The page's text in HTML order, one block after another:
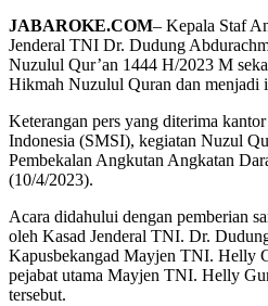
JABAROKE.COM– Kepala Staf
Jenderal TNI Dr. Dudung
Nuzulul Qur’an 1444 H/2023 M
Hikmah Nuzulul Quran dan menjadi
Keterangan pers yang diterima
Indonesia (SMSI), kegiatan Nuzul
Pembekalan Angkutan Angkatan
(10/4/2023).
Acara didahului dengan pemberian
oleh Kasad Jenderal TNI. Dr.
Kapusbekangad Mayjen TNI. Helly
pejabat utama Mayjen TNI. Helly
tersebut.